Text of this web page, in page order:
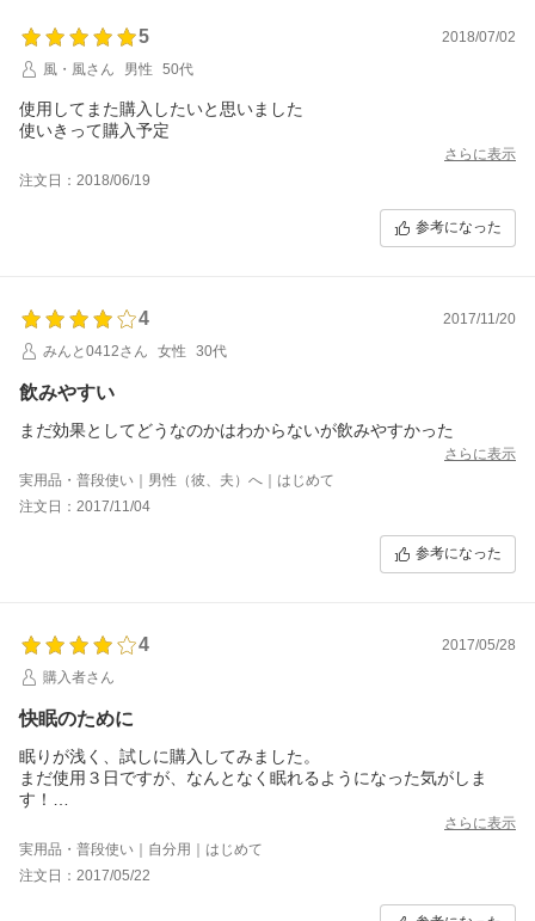
5
2018/07/02
風・風さん
男性 50代
使用してまた購入したいと思いました
使いきって購入予定
さらに表示
注文日：2018/06/19
参考になった
4
2017/11/20
みんと0412さん
女性 30代
飲みやすい
まだ効果としてどうなのかはわからないが飲みやすかった
さらに表示
実用品・普段使い｜男性（彼、夫）へ｜はじめて
注文日：2017/11/04
参考になった
4
2017/05/28
購入者さん
快眠のために
眠りが浅く、試しに購入してみました。
まだ使用３日ですが、なんとなく眠れるようになった気がしま
す！
とりあえず１ヶ月試してみて効果があったらリピートしようと思
います。
さらに表示
実用品・普段使い｜自分用｜はじめて
注文日：2017/05/22